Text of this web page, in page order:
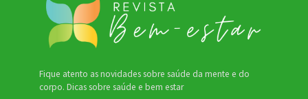
Fique atento as novidades sobre saúde da mente e do
corpo. Dicas sobre saúde e bem estar